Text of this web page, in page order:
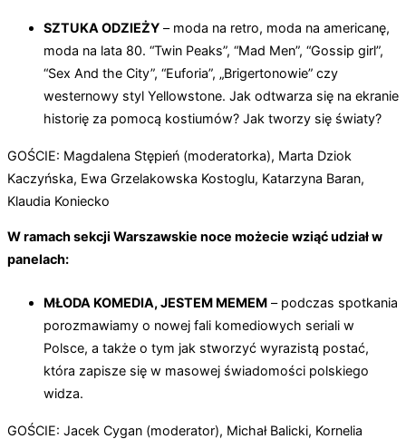
SZTUKA ODZIEŻY – moda na retro, moda na americanę,
moda na lata 80. “Twin Peaks”, “Mad Men”, “Gossip girl”,
“Sex And the City”, “Euforia”, „Brigertonowie” czy
westernowy styl Yellowstone. Jak odtwarza się na ekranie
historię za pomocą kostiumów? Jak tworzy się światy?
GOŚCIE: Magdalena Stępień (moderatorka), Marta Dziok
Kaczyńska, Ewa Grzelakowska Kostoglu, Katarzyna Baran,
Klaudia Koniecko
W ramach sekcji Warszawskie noce możecie wziąć udział w
panelach:
MŁODA KOMEDIA, JESTEM MEMEM – podczas spotkania
porozmawiamy o nowej fali komediowych seriali w
Polsce, a także o tym jak stworzyć wyrazistą postać,
która zapisze się w masowej świadomości polskiego
widza.
GOŚCIE: Jacek Cygan (moderator), Michał Balicki, Kornelia